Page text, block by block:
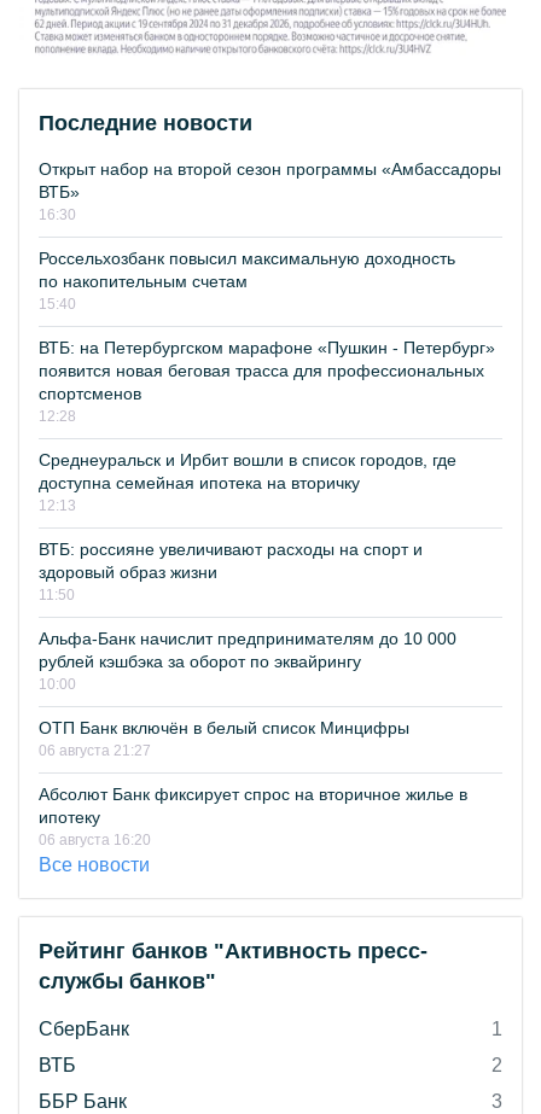
Последние новости
Открыт набор на второй сезон программы «Амбассадоры
ВТБ»
16:30
Россельхозбанк повысил максимальную доходность
по накопительным счетам
15:40
ВТБ: на Петербургском марафоне «Пушкин - Петербург»
появится новая беговая трасса для профессиональных
спортсменов
12:28
Среднеуральск и Ирбит вошли в список городов, где
доступна семейная ипотека на вторичку
12:13
ВТБ: россияне увеличивают расходы на спорт и
здоровый образ жизни
11:50
Альфа-Банк начислит предпринимателям до 10 000
рублей кэшбэка за оборот по эквайрингу
10:00
ОТП Банк включён в белый список Минцифры
06 августа 21:27
Абсолют Банк фиксирует спрос на вторичное жилье в
ипотеку
06 августа 16:20
Все новости
Рейтинг банков "Активность пресс-
службы банков"
СберБанк
1
ВТБ
2
ББР Банк
3